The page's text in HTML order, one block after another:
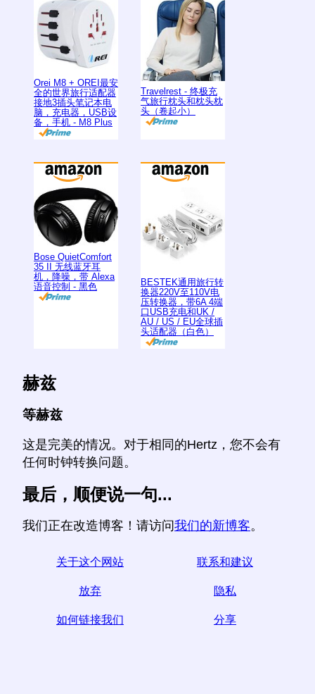
Orei M8 + OREI最安
全的世界旅行适配器
接地3插头笔记本电
脑，充电器，USB设
备，手机 - M8 Plus
Travelrest - 终极充
气旅行枕头和枕头枕
头（卷起小）
Bose QuietComfort
35 II 无线蓝牙耳
机，降噪，带 Alexa
语音控制 - 黑色
BESTEK通用旅行转
换器220V至110V电
压转换器，带6A 4端
口USB充电和UK /
AU / US / EU全球插
头适配器（白色）
赫兹
等赫兹
这是完美的情况。对于相同的Hertz，您不会有
任何时钟转换问题。
最后，顺便说一句...
我们正在改造博客！请访问我们的新博客。
关于这个网站 联系和建议
放弃 隐私
如何链接我们 分享